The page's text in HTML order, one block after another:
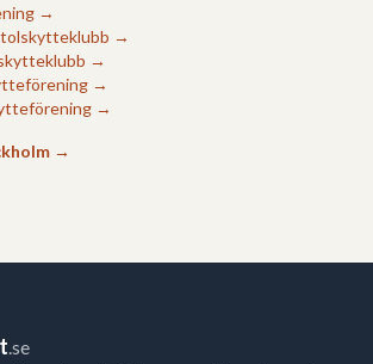
→
→
→
→
→
→
.se